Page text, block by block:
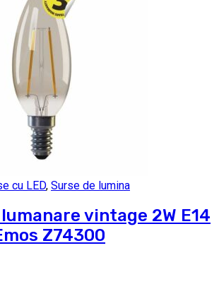
cu LED, Surse de lumina
vintage 2W E14
Z74300